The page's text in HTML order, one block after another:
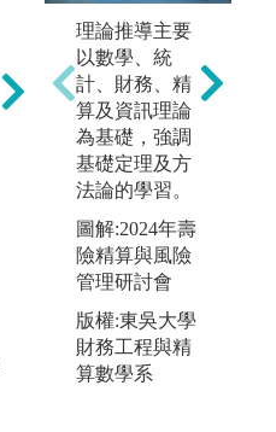
數據分析與人
工智能：運用
R軟體擷取財
經資料庫數
據，並配合Pyt
hon, JAVA, SQ
L等資訊工
具，進行資料
分析、人工智
能建模、制定
策略及預測趨
勢。
圖解:金融智能
實驗室
理論推導主要
以數學、統
計、財務、精
算及資訊理論
為基礎，強調
基礎定理及方
法論的學習。
圖解:2024年壽
險精算與風險
管理研討會
版權:東吳大學
財務工程與精
算數學系